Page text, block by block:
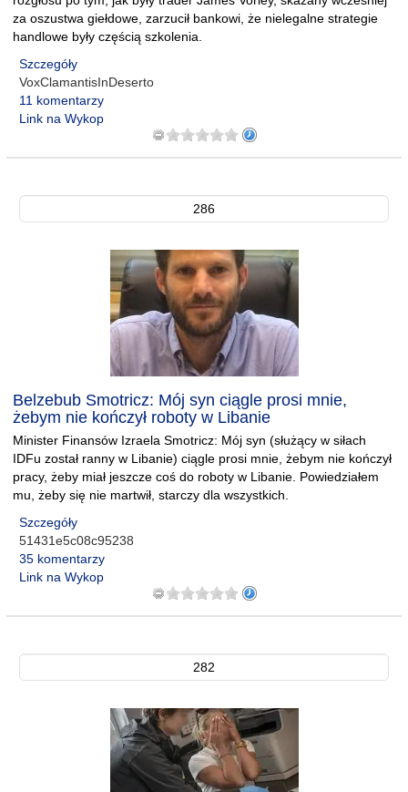
za oszustwa giełdowe, zarzucił bankowi, że nielegalne strategie
handlowe były częścią szkolenia.
Szczegóły
VoxClamantisInDeserto
11 komentarzy
Link na Wykop
286
Belzebub Smotricz: Mój syn ciągle prosi mnie,
żebym nie kończył roboty w Libanie
Minister Finansów Izraela Smotricz: Mój syn (służący w siłach
IDFu został ranny w Libanie) ciągle prosi mnie, żebym nie kończył
pracy, żeby miał jeszcze coś do roboty w Libanie. Powiedziałem
mu, żeby się nie martwił, starczy dla wszystkich.
Szczegóły
51431e5c08c95238
35 komentarzy
Link na Wykop
282